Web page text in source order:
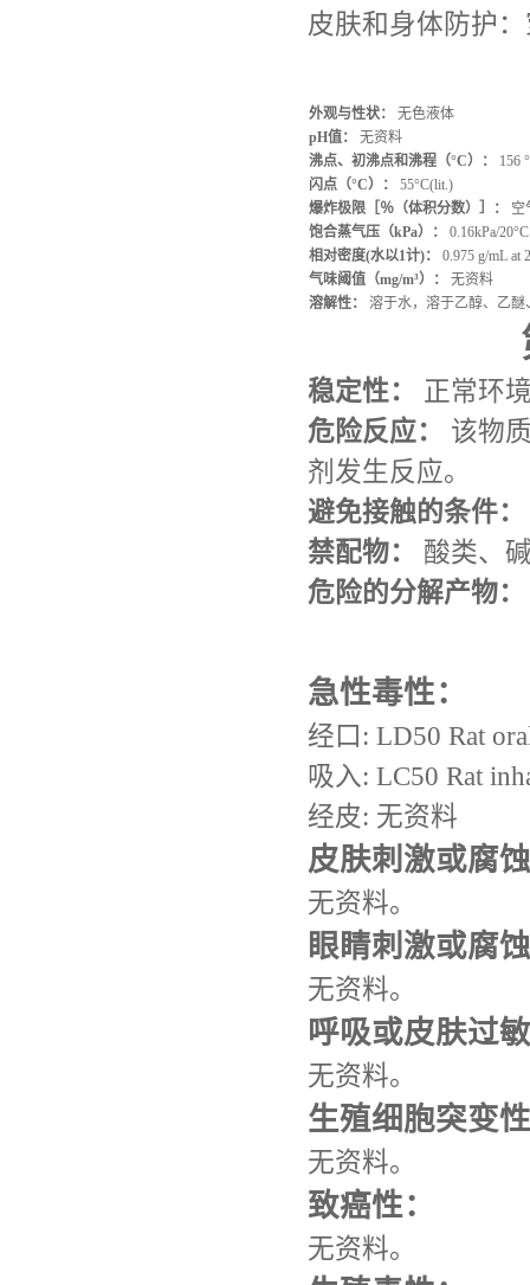
皮肤和身体防护
外观与性状：
无色液体
pH值：
无资料
沸点、初沸点和沸程（°C）：
156
闪点（°C）：
55°C(lit.)
爆炸极限［％（体积分数）］：
空
饱合蒸气压（kPa）：
0.16kPa/20°C
相对密度(水以1计)：
0.975 g/mL at
气味阈值（mg/m³）：
无资料
溶解性：
溶于水，溶于乙醇、乙
稳定性：
正常环
危险反应：
该物
剂发生反应。
避免接触的条件：
禁配物：
酸类、
危险的分解产物：
急性毒性：
经口: LD50 Rat
吸入: LC50 Rat
经皮: 无资料
皮肤刺激或腐
无资料。
眼睛刺激或腐
无资料。
呼吸或皮肤过
无资料。
生殖细胞突变
无资料。
致癌性：
无资料。